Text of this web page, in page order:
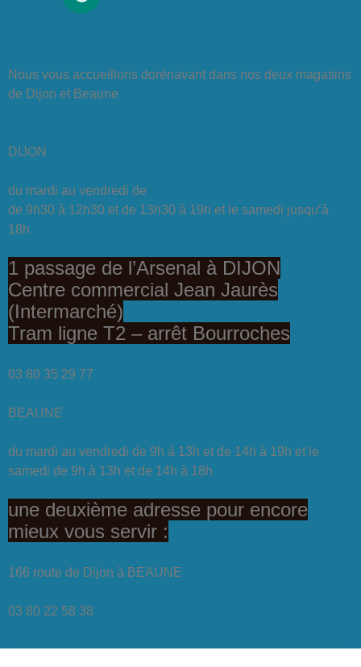
Nous vous accueillons dorénavant dans nos deux magasins
de Dijon et Beaune
DIJON
du mardi au vendredi de
de 9h30 à 12h30 et de 13h30 à 19h et le samedi jusqu’à
18h
1 passage de l’Arsenal à DIJON
Centre commercial Jean Jaurès
(Intermarché)
Tram ligne T2 – arrêt Bourroches
03 80 35 29 77
BEAUNE
du mardi au vendredi de 9h à 13h et de 14h à 19h et le
samedi de 9h à 13h et de 14h à 18h
une deuxième adresse pour encore
mieux vous servir :
166 route de Dijon à BEAUNE
03 80 22 58 38